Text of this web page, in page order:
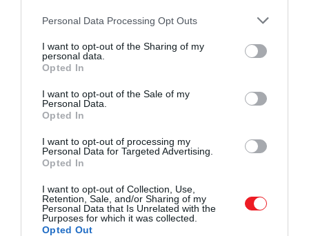
Please note that this website/app uses one or more Google
not limited to your visit or usage behaviour. You may click to
grant or deny consent to Google and its third-party tags to
use your data for below specified purposes in below Google
consent section.
Personal Data Processing Opt Outs
I want to opt-out of the Sharing of my
personal data.
Opted In
I want to opt-out of the Sale of my
Personal Data.
Opted In
I want to opt-out of processing my
Personal Data for Targeted Advertising.
Opted In
I want to opt-out of Collection, Use,
Retention, Sale, and/or Sharing of my
Personal Data that Is Unrelated with the
Purposes for which it was collected.
Opted Out
ezek alacsonyabb színvonalúak az
eredetinél, ám létezik jó pár üdítő kivétel:
íme 4 olyan remake, amely jobb az első